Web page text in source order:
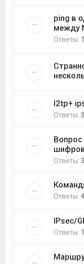
ping в
между
Ответы:
l2tp+
Ответы:3
Вопрос
Ответы:3
Ответы:
IPsec/
Ответы: 1